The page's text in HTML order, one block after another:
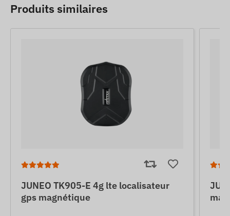
Produits similaires
JUNEO TK905-E 4g lte localisateur
gps magnétique